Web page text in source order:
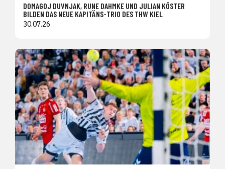
DOMAGOJ DUVNJAK, RUNE DAHMKE UND JULIAN KÖSTER
BILDEN DAS NEUE KAPITÄNS-TRIO DES THW KIEL
30.07.26